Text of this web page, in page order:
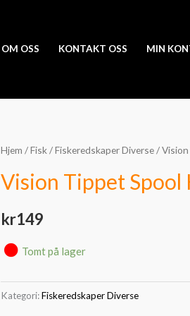
OM OSS KONTAKT OSS MIN
Hjem /Fisk/Fiskeredskaper Diverse/
Vision Tippet Spool
kr149
Tomt på lager
Kategori:Fiskeredskaper Diverse